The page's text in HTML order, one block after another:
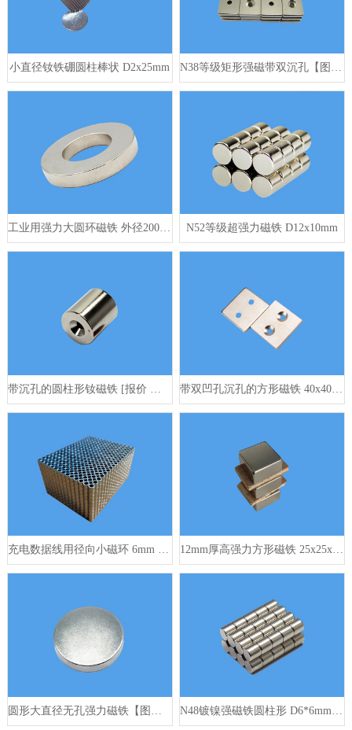
小直径钕铁硼圆柱棒状 D2x25mm
工业用强力大圆环磁铁 外径200mm N52等级超强力磁铁 D12x10mm
充电数据线用径向小磁环 6mm x 3.8mm x 5mm 12mm厚高强力方形磁铁 25x25x12mm